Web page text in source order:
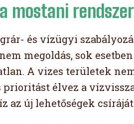
mostani
és vízügyi
megoldás, sok
A vizes területek
prioritást élvez a
az új lehetőségek